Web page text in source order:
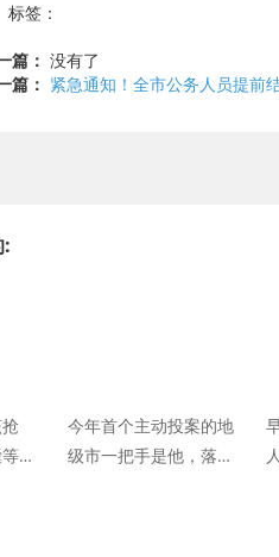
标签：
篇： 没有了
篇： 紧急通知！全市公务人员提前
:
中
今年首个主动投案的地
级市一把手是他，落马